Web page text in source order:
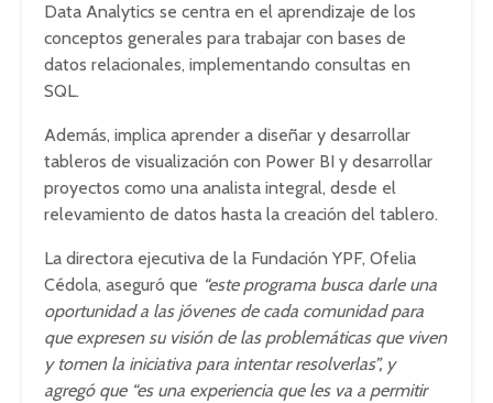
Data Analytics se centra en el aprendizaje de los
conceptos generales para trabajar con bases de
datos relacionales, implementando consultas en
SQL.
Además, implica aprender a diseñar y desarrollar
tableros de visualización con Power BI y desarrollar
proyectos como una analista integral, desde el
relevamiento de datos hasta la creación del tablero.
La directora ejecutiva de la Fundación YPF, Ofelia
Cédola, aseguró que “este programa busca darle una
oportunidad a las jóvenes de cada comunidad para
que expresen su visión de las problemáticas que viven
y tomen la iniciativa para intentar resolverlas”, y
agregó que “es una experiencia que les va a permitir